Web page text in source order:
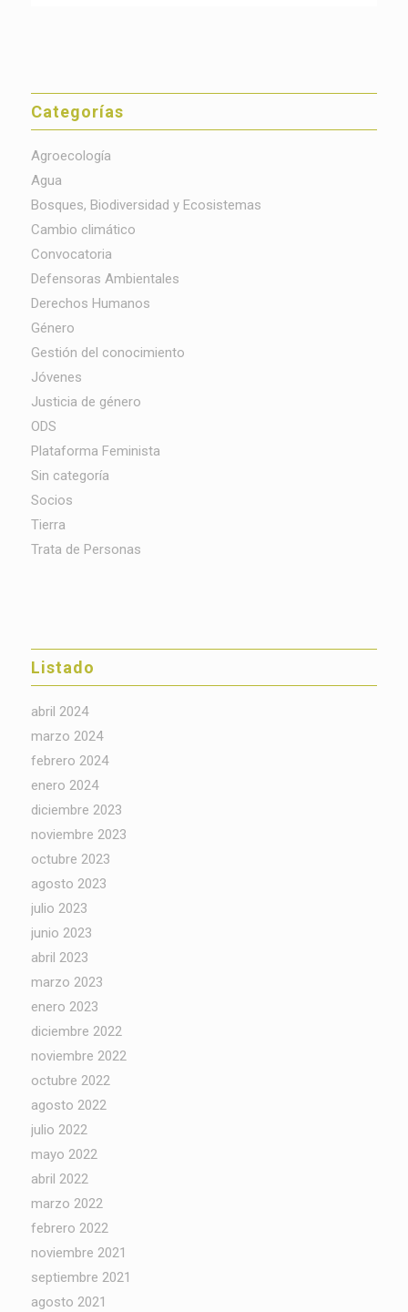
Categorías
Agroecología
Agua
Bosques, Biodiversidad y Ecosistemas
Cambio climático
Convocatoria
Defensoras Ambientales
Derechos Humanos
Género
Gestión del conocimiento
Jóvenes
Justicia de género
ODS
Plataforma Feminista
Sin categoría
Socios
Tierra
Trata de Personas
Listado
abril 2024
marzo 2024
febrero 2024
enero 2024
diciembre 2023
noviembre 2023
octubre 2023
agosto 2023
julio 2023
junio 2023
abril 2023
marzo 2023
enero 2023
diciembre 2022
noviembre 2022
octubre 2022
agosto 2022
julio 2022
mayo 2022
abril 2022
marzo 2022
febrero 2022
noviembre 2021
septiembre 2021
agosto 2021